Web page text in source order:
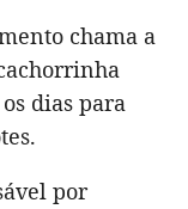
chama a
dias para
por